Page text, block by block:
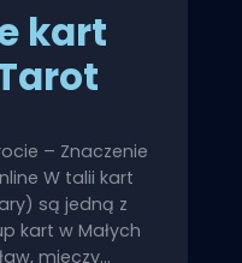
kart
– Znaczenie
W talii kart
są jedną z
kart w Małych
mieczy…